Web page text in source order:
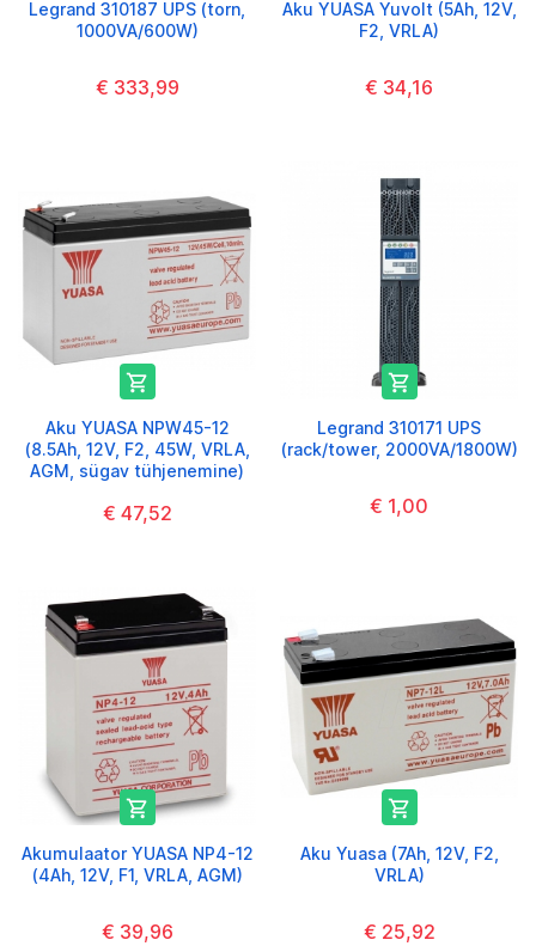
Legrand 310187 UPS (torn,
1000VA/600W)
€ 333,99
Aku YUASA Yuvolt (5Ah, 12V,
F2, VRLA)
€ 34,16

Aku YUASA NPW45-12
(8.5Ah, 12V, F2, 45W, VRLA,
AGM, sügav tühjenemine)
€ 47,52

Legrand 310171 UPS
(rack/tower, 2000VA/1800W)
€ 1,00

Akumulaator YUASA NP4-12
(4Ah, 12V, F1, VRLA, AGM)
€ 39,96

Aku Yuasa (7Ah, 12V, F2,
VRLA)
€ 25,92